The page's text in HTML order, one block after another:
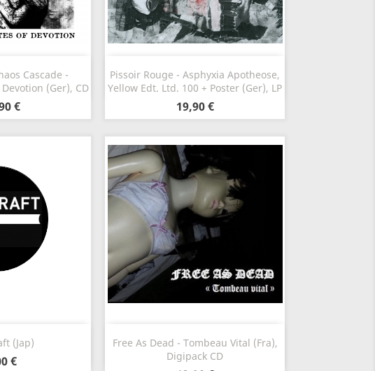
Cascade -
(Ger), CD
€
podgląd
Pissoir Rouge - Asphyxia Apotheose,
Yellow Edt. Ltd. 100 + Poster (Ger), LP
19,90 €
 Szybki podgląd
(Jap)
€
podgląd
Free As Dead - Tombeau Vital (Fra),
Digipack CD
 Szybki podgląd